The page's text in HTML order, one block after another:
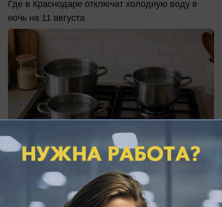
Где в Краснодаре отключат холодную воду в
ночь на 11 августа
вчера в 19:05